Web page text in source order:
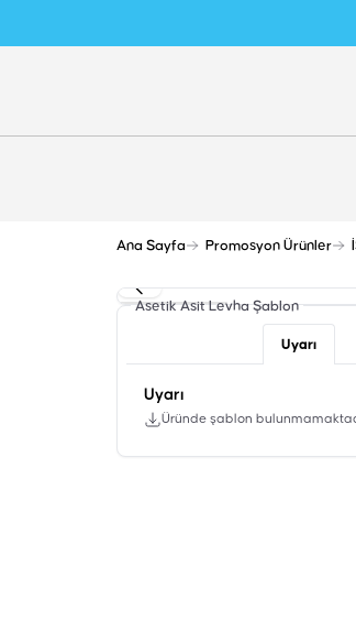
Ana Sayfa Promosyon Ürünler
Asetik Asit Levha Şablon
Uyarı
Uyarı
Üründe şablon